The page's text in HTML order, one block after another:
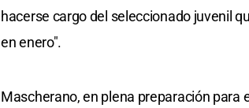
hacerse cargo del seleccionado juvenil
en enero".
Mascherano, en plena preparación para